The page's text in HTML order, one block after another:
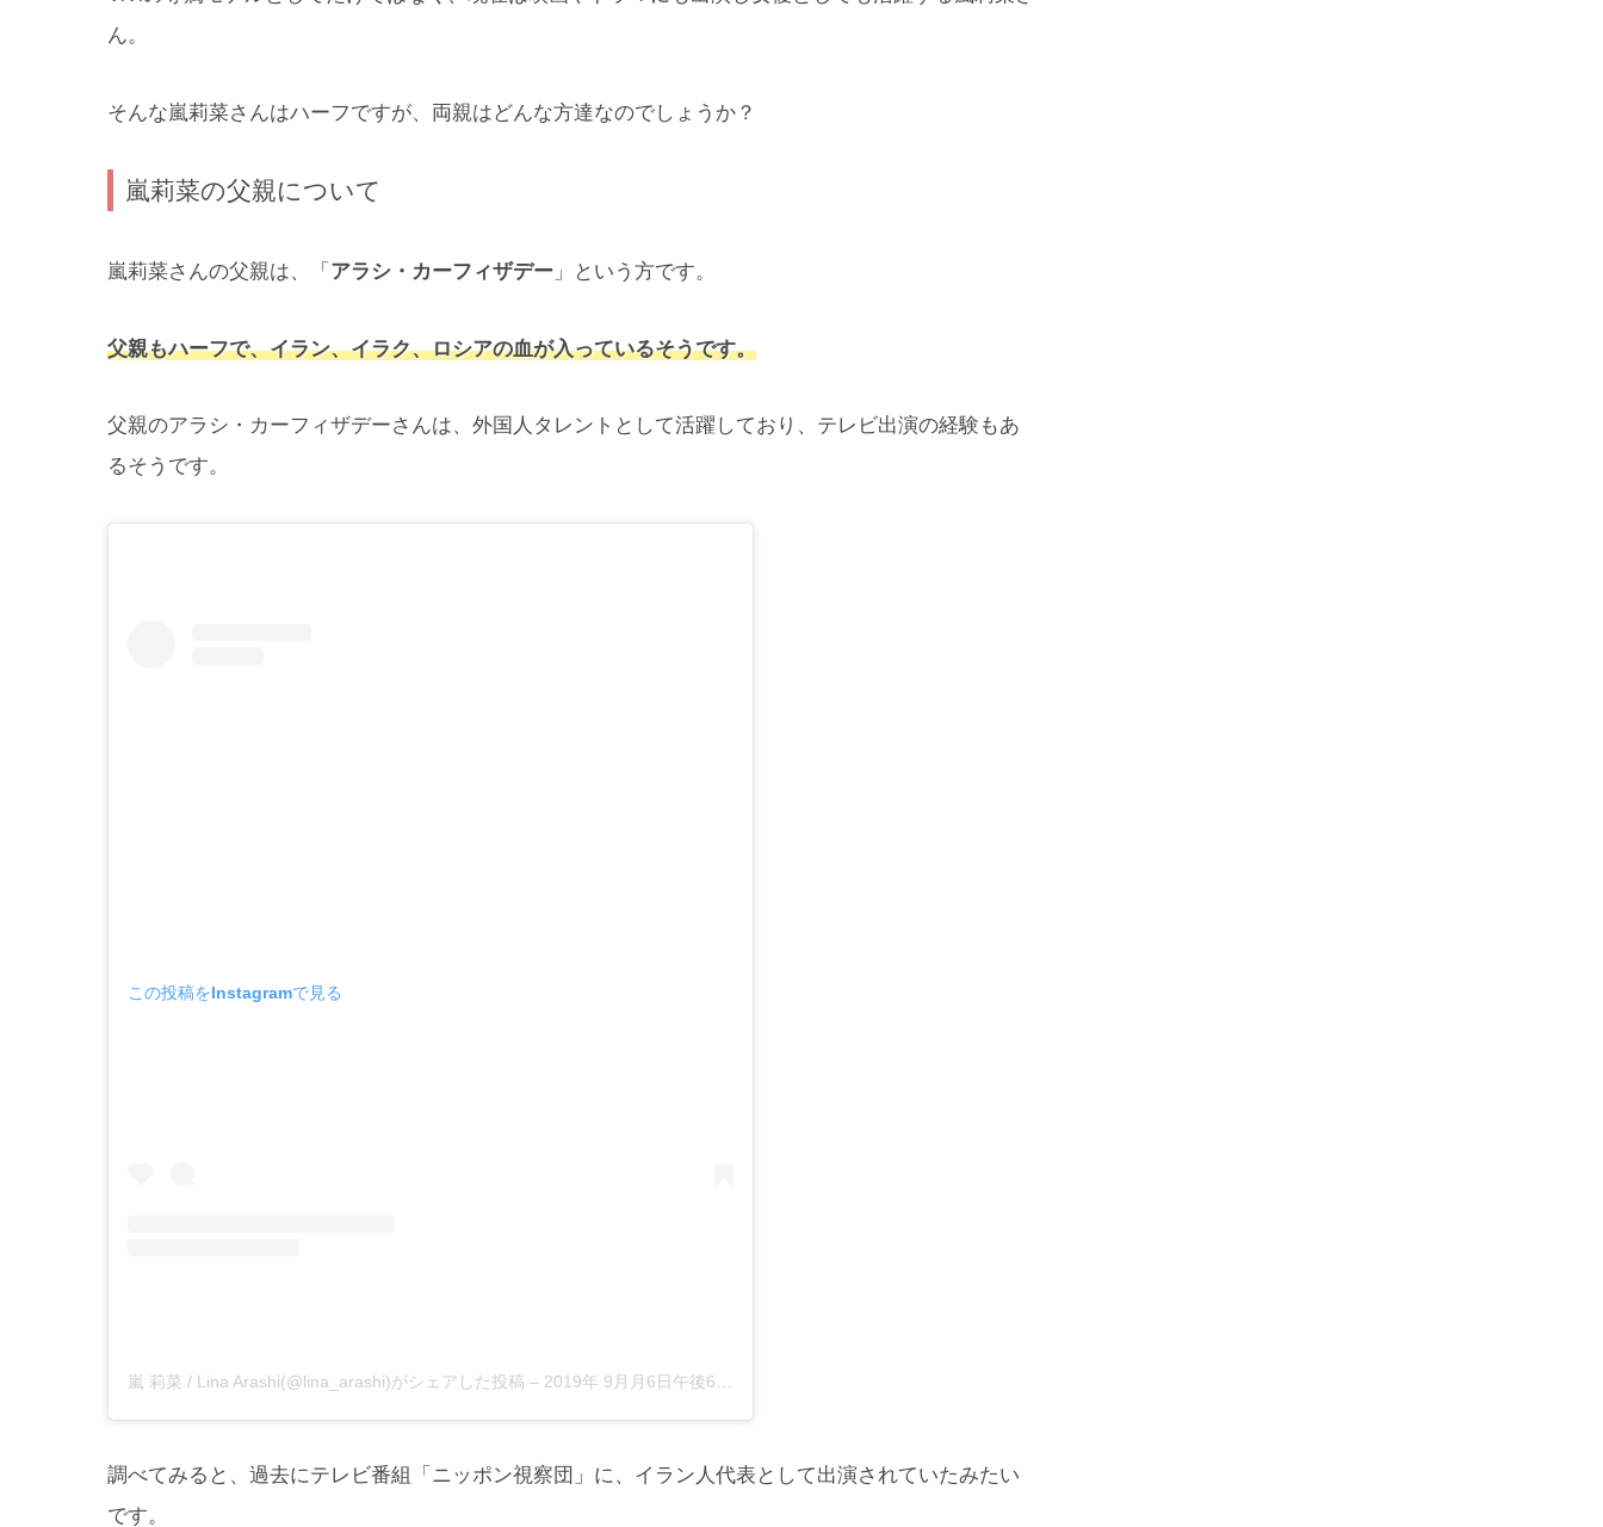
ん。
そんな嵐莉菜さんはハーフですが、両親はどんな方達なのでしょうか？
嵐莉菜の父親について
嵐莉菜さんの父親は、「 アラシ・カーフィザデー」という方です。
父親もハーフで、イラン、イラク、ロシアの血が入っているそうです。
父親のアラシ・カーフィザデーさんは、外国人タレントとして活躍しており、テレビ出演の経験もあ
るそうです。
この投稿をInstagramで見る
嵐 莉菜 / Lina Arashi(@lina_arashi)がシェアした投稿 – 2019年 9月月6日午後6時36分PDT
調べてみると、過去にテレビ番組「ニッポン視察団」に、イラン人代表として出演されていたみたい
です。